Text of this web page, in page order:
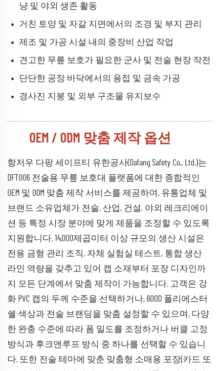
냥 및 야외 생존 활동
거친 토양 및 자갈 지면에서의 조경 및 부지 관리
제조 및 가공 시설 내의 중장비 산업 작업
견고한 무릎 보호가 필요한 군사 및 전술 현장 작전
단단한 공장 바닥에서의 용접 및 금속 가공
경사진 지붕 및 외부 구조물 유지보수
OEM / ODM 맞춤 제작 옵션
항저우 다팡 세이프티 유한공사(Dafang Safety Co., Ltd.)는
DFT006 전술용 무릎 보호대 플랫폼에 대한 종합적인
OEM 및 ODM 맞춤 제작 서비스를 제공하여, 유통업체 및
브랜드 소유업체가 전술, 산업, 건설, 야외 레크리에이
션 등 특정 시장 분야에 맞게 제품을 조정할 수 있도록
지원합니다. 14,000제곱미터 이상 규모의 생산 시설은
전용 금형 관리 조직, 자체 실험실 테스트, 통합 생산
라인 역량을 갖추고 있어 캡 소재부터 포장 디자인까
지 모든 단계에서 맞춤 제작이 가능합니다. 고객은 강
화 PVC 캡의 두께 수준을 선택하거나, 600D 폴리에스터
쉘 색상과 전술 브랜딩을 맞춤 설정할 수 있으며, 다양
한 완충 수준에 따라 폼 밀도를 조정하거나 버클 고정
방식과 후크앤루프 방식 중 하나를 선택할 수 있습니
다. 또한 전술 테마에 맞춘 맞춤형 소매용 포장(카드 또